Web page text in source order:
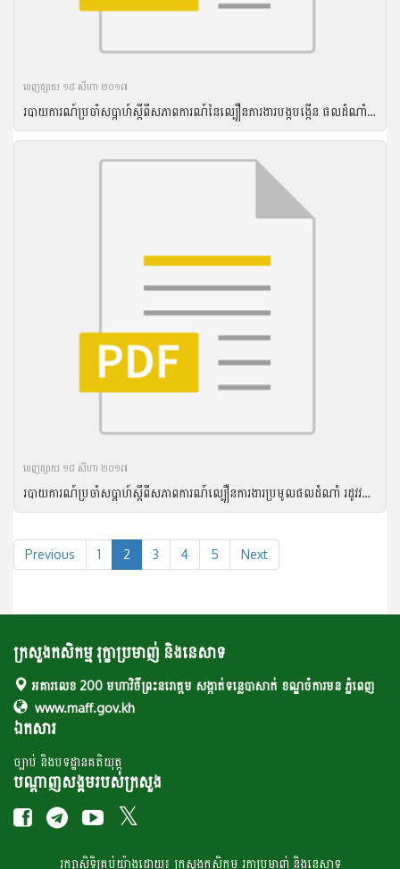
ចេញ​ផ្សាយ​ ១៨ សីហា ២០១៧
របាយការណ៍ប្រចាំសប្តាហ៍ស្តីពីសភាពការណ៍នៃល្បឿនការងារបង្កបង្កើន ផលដំណាំរដូវវស្សាឆ្នាំ២០១៦ គិតត្រឹមថ្ងៃទី១៧ ខែសីហា ឆ្នាំ២០១៦
ចេញ​ផ្សាយ​ ១៨ សីហា ២០១៧
របាយការណ៍ប្រចាំសប្តាហ៍ស្តីពីសភាពការណ៍ល្បឿនការងារប្រមូលផលដំណាំ រដូវវស្សា ឆ្នាំ២០១៦ និងល្បឿនការងារបង្កបង្កើនផលដំណាំរដូវប្រាំងឆ្នាំ ២០១៦
Previous 1 2 3 4 5 Next
ក្រសួងកសិកម្ម រុក្ខាប្រមាញ់ និងនេសាទ
អគារលេខ 200 មហាវិថីព្រះនរោត្តម សង្កាត់ទន្លេបាសាក់ ខណ្ឌចំការមន ភ្នំពេញ
www.maff.gov.kh
ឯកសារ
ច្បាប់ និងបទដ្ឋានគតិយុត្ត
បណ្តាញសង្គមរបស់ក្រសួង
រក្សា​​សិទ្ធិគ្រប់​​​យ៉ាង​ដោយ៖ ក្រសួង​កសិកម្ម​ រុក្ខា​ប្រមាញ់​ និង​​នេសាទ